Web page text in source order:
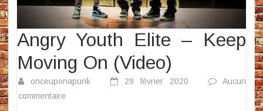
Angry Youth Elite – Keep
Moving On (Video)
onceuponapunk 29 février 2020
Aucun
commentaire